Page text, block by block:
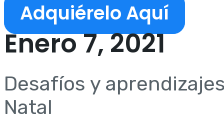
Adquiérelo Aquí
Enero 7, 2021
Desafíos y
Natal